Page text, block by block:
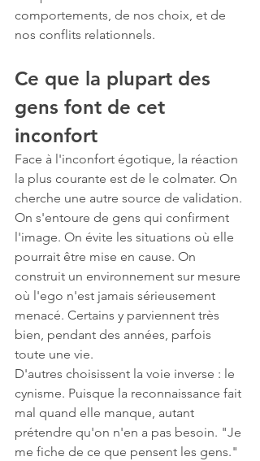
comportements, de nos choix, et de
nos conflits relationnels.
Ce que la plupart des
gens font de cet
inconfort
Face à l'inconfort égotique, la réaction
la plus courante est de le colmater. On
cherche une autre source de validation.
On s'entoure de gens qui confirment
l'image. On évite les situations où elle
pourrait être mise en cause. On
construit un environnement sur mesure
où l'ego n'est jamais sérieusement
menacé. Certains y parviennent très
bien, pendant des années, parfois
toute une vie.
D'autres choisissent la voie inverse : le
cynisme. Puisque la reconnaissance fait
mal quand elle manque, autant
prétendre qu'on n'en a pas besoin. "Je
me fiche de ce que pensent les gens."